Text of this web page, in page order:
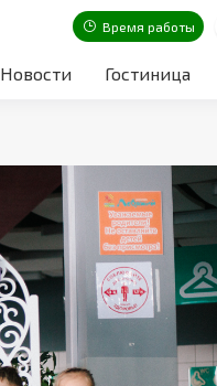
Время работы
Новости Гостиница